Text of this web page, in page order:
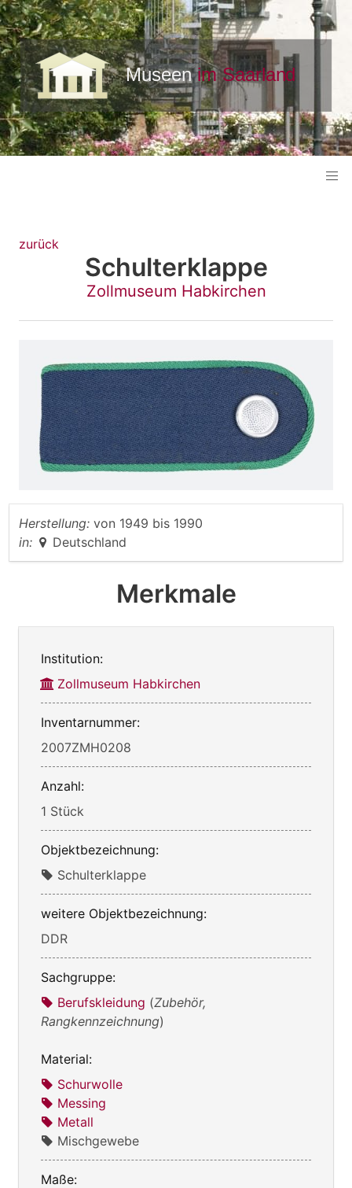
zurück
Schulterklappe
Zollmuseum Habkirchen
Herstellung: von 1949 bis 1990
in:
Deutschland
Merkmale
Institution:
Zollmuseum Habkirchen
Inventarnummer:
2007ZMH0208
Anzahl:
1 Stück
Objektbezeichnung:
Schulterklappe
weitere Objektbezeichnung:
DDR
Sachgruppe:
Berufskleidung (Zubehör,
Rangkennzeichnung)
Material:
Schurwolle
Messing
Metall
Mischgewebe
Maße: